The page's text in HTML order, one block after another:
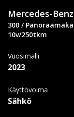
Mercedes-Benz
300 /
10v/250tkm
Vuosimalli
2023
Käyttövoima
Sähkö